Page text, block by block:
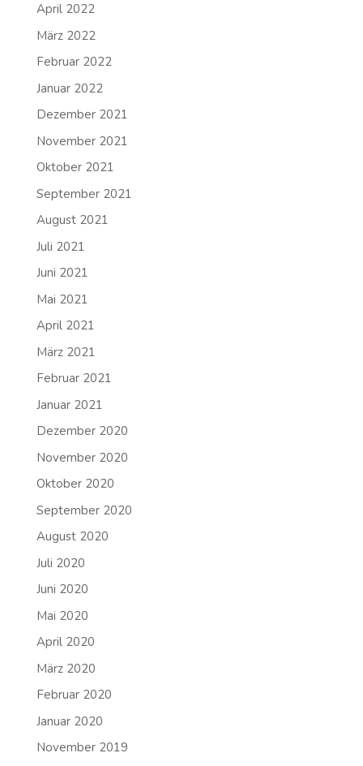
April 2022
März 2022
Februar 2022
Januar 2022
Dezember 2021
November 2021
Oktober 2021
September 2021
August 2021
Juli 2021
Juni 2021
Mai 2021
April 2021
März 2021
Februar 2021
Januar 2021
Dezember 2020
November 2020
Oktober 2020
September 2020
August 2020
Juli 2020
Juni 2020
Mai 2020
April 2020
März 2020
Februar 2020
Januar 2020
November 2019